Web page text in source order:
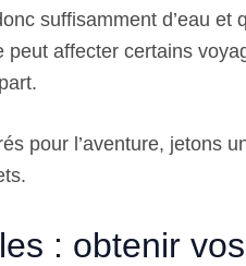
suffisamment d’eau
peut affecter certains
pour l’aventure, jetons
: obtenir